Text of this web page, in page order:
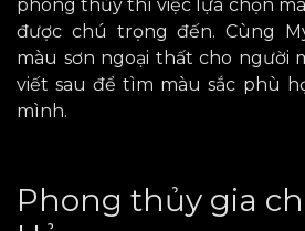
phong thủy thì việc lựa chọn
được chú trọng đến. Cùng
màu sơn ngoại thất cho người
viết sau để tìm màu sắc phù
mình.
Phong thủy gia